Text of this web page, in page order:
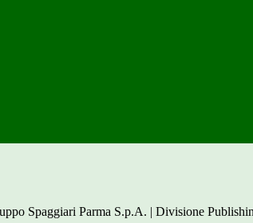
Spaggiari Parma S.p.A. | Divisione